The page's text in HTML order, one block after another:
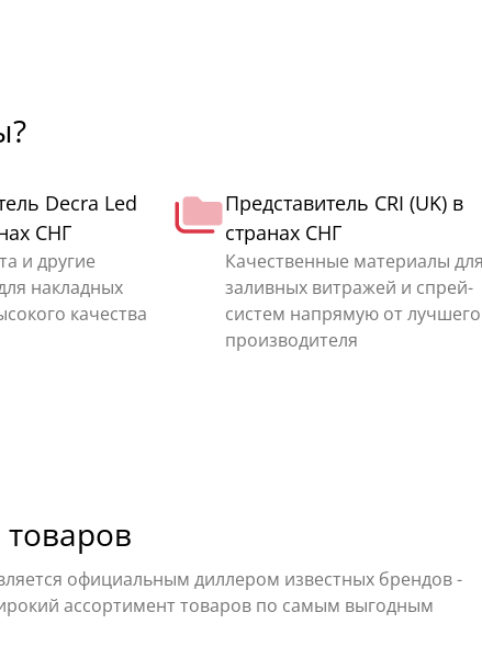
Decra Led
СНГ
и другие
накладных
качества
Представитель CRI (UK) в
странах СНГ
Качественные материалы для
заливных витражей и спрей-
систем напрямую от лучшего
производителя
официальным диллером известных брендов -
ассортимент товаров по самым выгодным